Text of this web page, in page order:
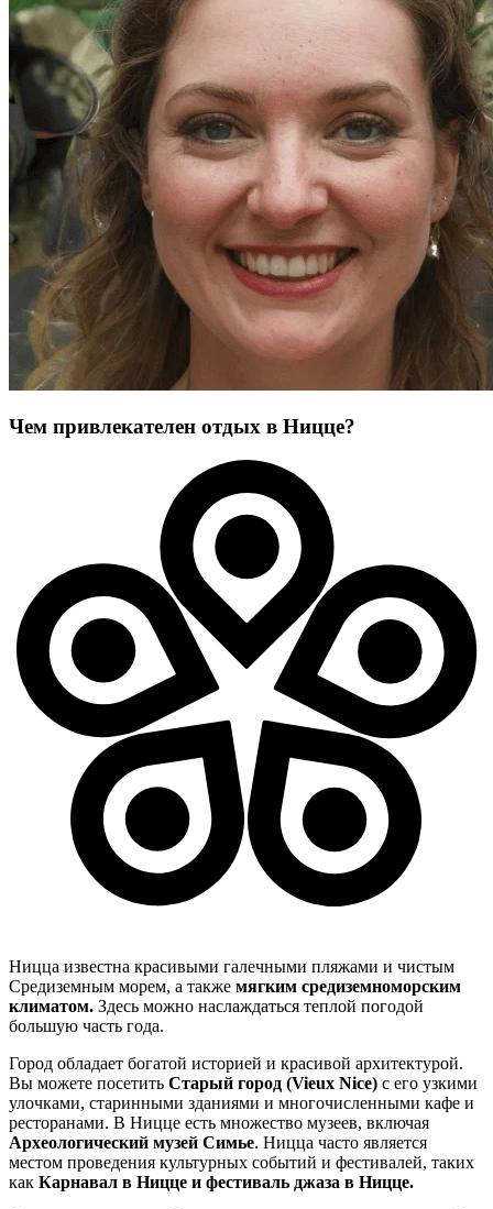
Чем привлекателен отдых в Ницце?
Ницца известна красивыми галечными пляжами и чистым
Средиземным морем, а также мягким средиземноморским
климатом. Здесь можно наслаждаться теплой погодой
большую часть года.
Город обладает богатой историей и красивой архитектурой.
Вы можете посетить Старый город (Vieux Nice) с его узкими
улочками, старинными зданиями и многочисленными кафе и
ресторанами. В Ницце есть множество музеев, включая
Археологический музей Симье. Ницца часто является
местом проведения культурных событий и фестивалей, таких
как Карнавал в Ницце и фестиваль джаза в Ницце.